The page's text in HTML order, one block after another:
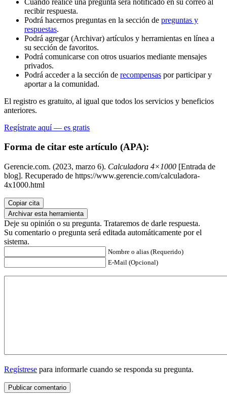
recibir respuesta.
Podrá hacernos preguntas en la sección de preguntas y
respuestas.
Podrá agregar (Archivar) artículos y herramientas en línea a
su sección de favoritos.
Podrá comunicarse con otros usuarios mediante mensajes
privados.
Podrá acceder a la sección de recompensas por participar y
aportar a la comunidad.
El registro es gratuito, al igual que todos los servicios y beneficios
anteriores.
Regístrate aquí — es gratis
Forma de citar este artículo (APA):
Gerencie.com. (2023, marzo 6). Calculadora 4×1000 [Entrada de
blog]. Recuperado de https://www.gerencie.com/calculadora-
4x1000.html
Copiar cita
Archivar esta herramienta
Deje su opinión o su pregunta. Trataremos de darle respuesta.
Su comentario o pregunta será editada automáticamente por el
sistema.
Nombre o alias (Requerido)
E-Mail (Opcional)
Regístrese para informarle cuando se responda su pregunta.